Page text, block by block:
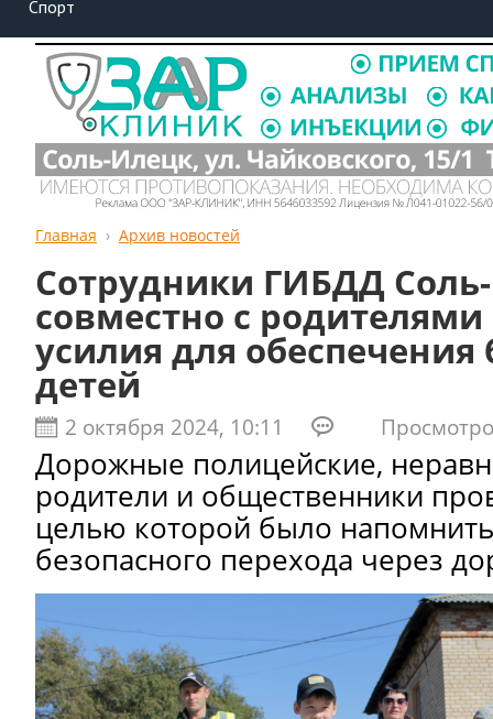
Спорт
Главная Архив новостей
Сотрудники ГИБДД
совместно с
усилия для обеспечения
детей
2 октября 2024, 10:11
Дорожные полицейские,
родители и общественники
целью которой было
безопасного перехода через